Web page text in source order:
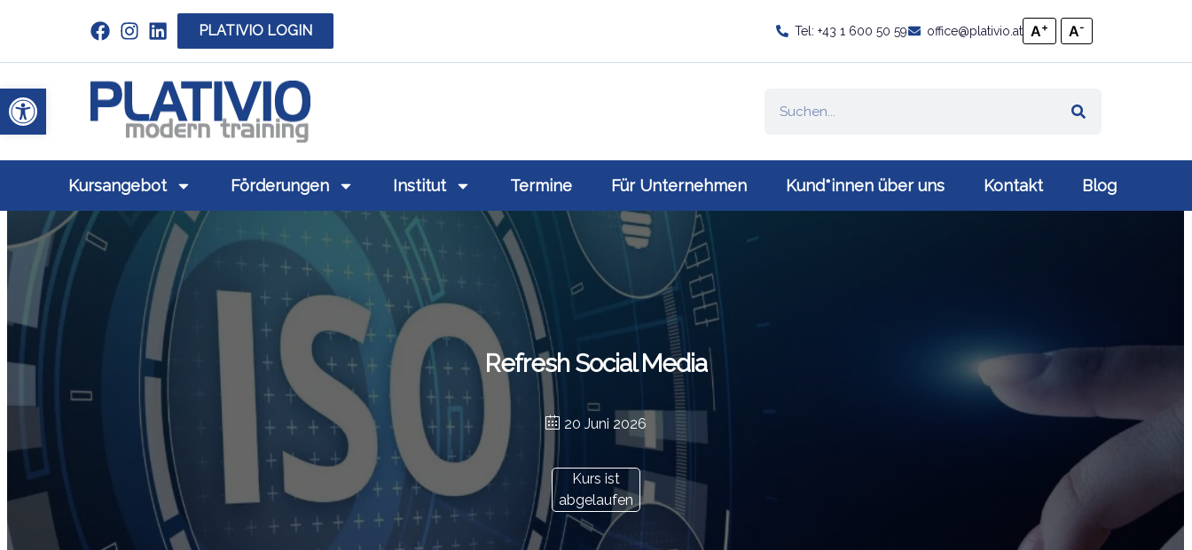
Werkzeugleiste öffnen
Link zu https://www.linkedin.com/company/plativio-modern-training-gmbh/
PLATIVIO LOGIN Tel: +43 1 600 50 59 office@plativio.at A+ A-
Link zu https://www.plativio.at
Kursangebot Förderungen Institut Termine Für Unternehmen Kund*innen über uns Kontakt Blog
Refresh Social Media
20 Juni 2026
Kurs ist
abgelaufen